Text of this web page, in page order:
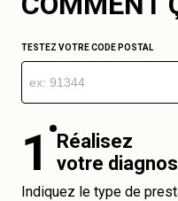
TESTEZ VOTRE CODE POSTAL
1
Réalisez
votre
Indiquez le type de